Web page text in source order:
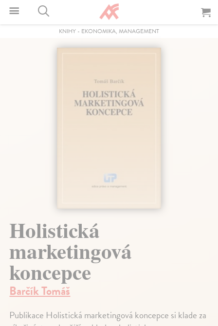
KNIHY - EKONOMIKA, MANAGEMENT
Holistická
marketingová
koncepce
Barčík Tomáš
Publikace Holistická marketingová koncepce si klade za